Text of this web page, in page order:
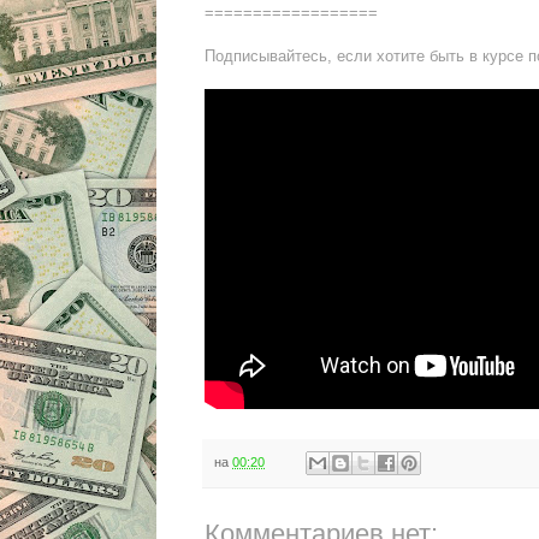
==================
Подписывайтесь, если хотите быть в курсе
на 00:20